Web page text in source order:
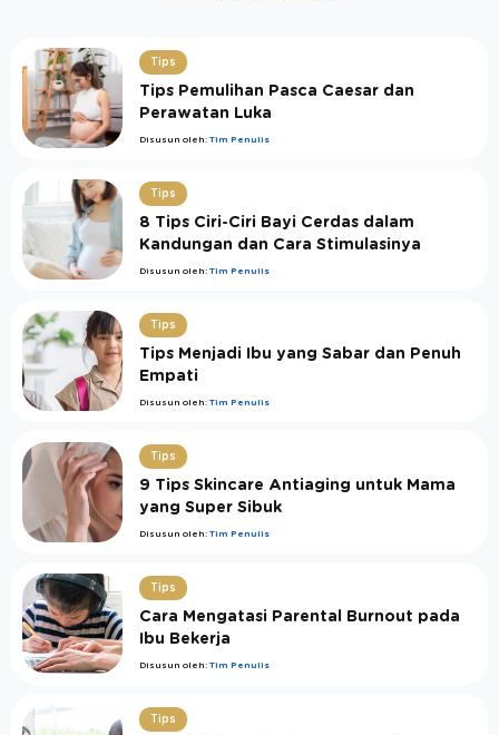
Tips
Tips Pemulihan Pasca Caesar dan
Perawatan Luka
Disusun oleh: Tim Penulis
Tips
8 Tips Ciri-Ciri Bayi Cerdas dalam
Kandungan dan Cara Stimulasinya
Disusun oleh: Tim Penulis
Tips
Tips Menjadi Ibu yang Sabar dan Penuh
Empati
Disusun oleh: Tim Penulis
Tips
9 Tips Skincare Antiaging untuk Mama
yang Super Sibuk
Disusun oleh: Tim Penulis
Tips
Cara Mengatasi Parental Burnout pada
Ibu Bekerja
Disusun oleh: Tim Penulis
Tips